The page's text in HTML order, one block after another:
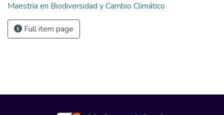
Maestria en Biodiversidad y Cambio Climático
Full item page